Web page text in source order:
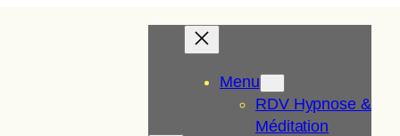
Menu
RDV Hypnose &
Méditation